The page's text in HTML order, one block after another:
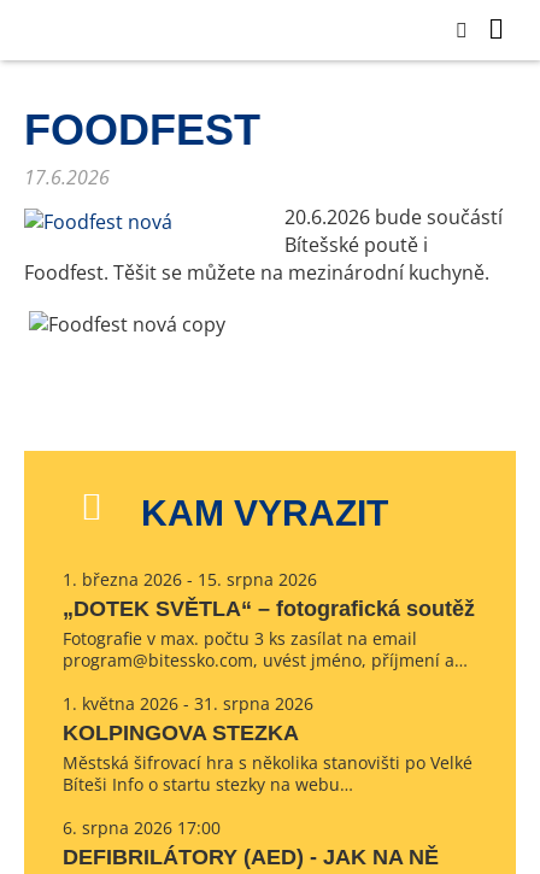
FOODFEST
17.6.2026
20.6.2026 bude součástí
Bítešské poutě i
Foodfest. Těšit se můžete na mezinárodní kuchyně.
KAM VYRAZIT
1. března 2026 - 15. srpna 2026
„DOTEK SVĚTLA“ – fotografická soutěž
Fotografie v max. počtu 3 ks zasílat na email
program@bitessko.com, uvést jméno, příjmení a…
1. května 2026 - 31. srpna 2026
KOLPINGOVA STEZKA
Městská šifrovací hra s několika stanovišti po Velké
Bíteši Info o startu stezky na webu…
6. srpna 2026 17:00
DEFIBRILÁTORY (AED) - JAK NA NĚ